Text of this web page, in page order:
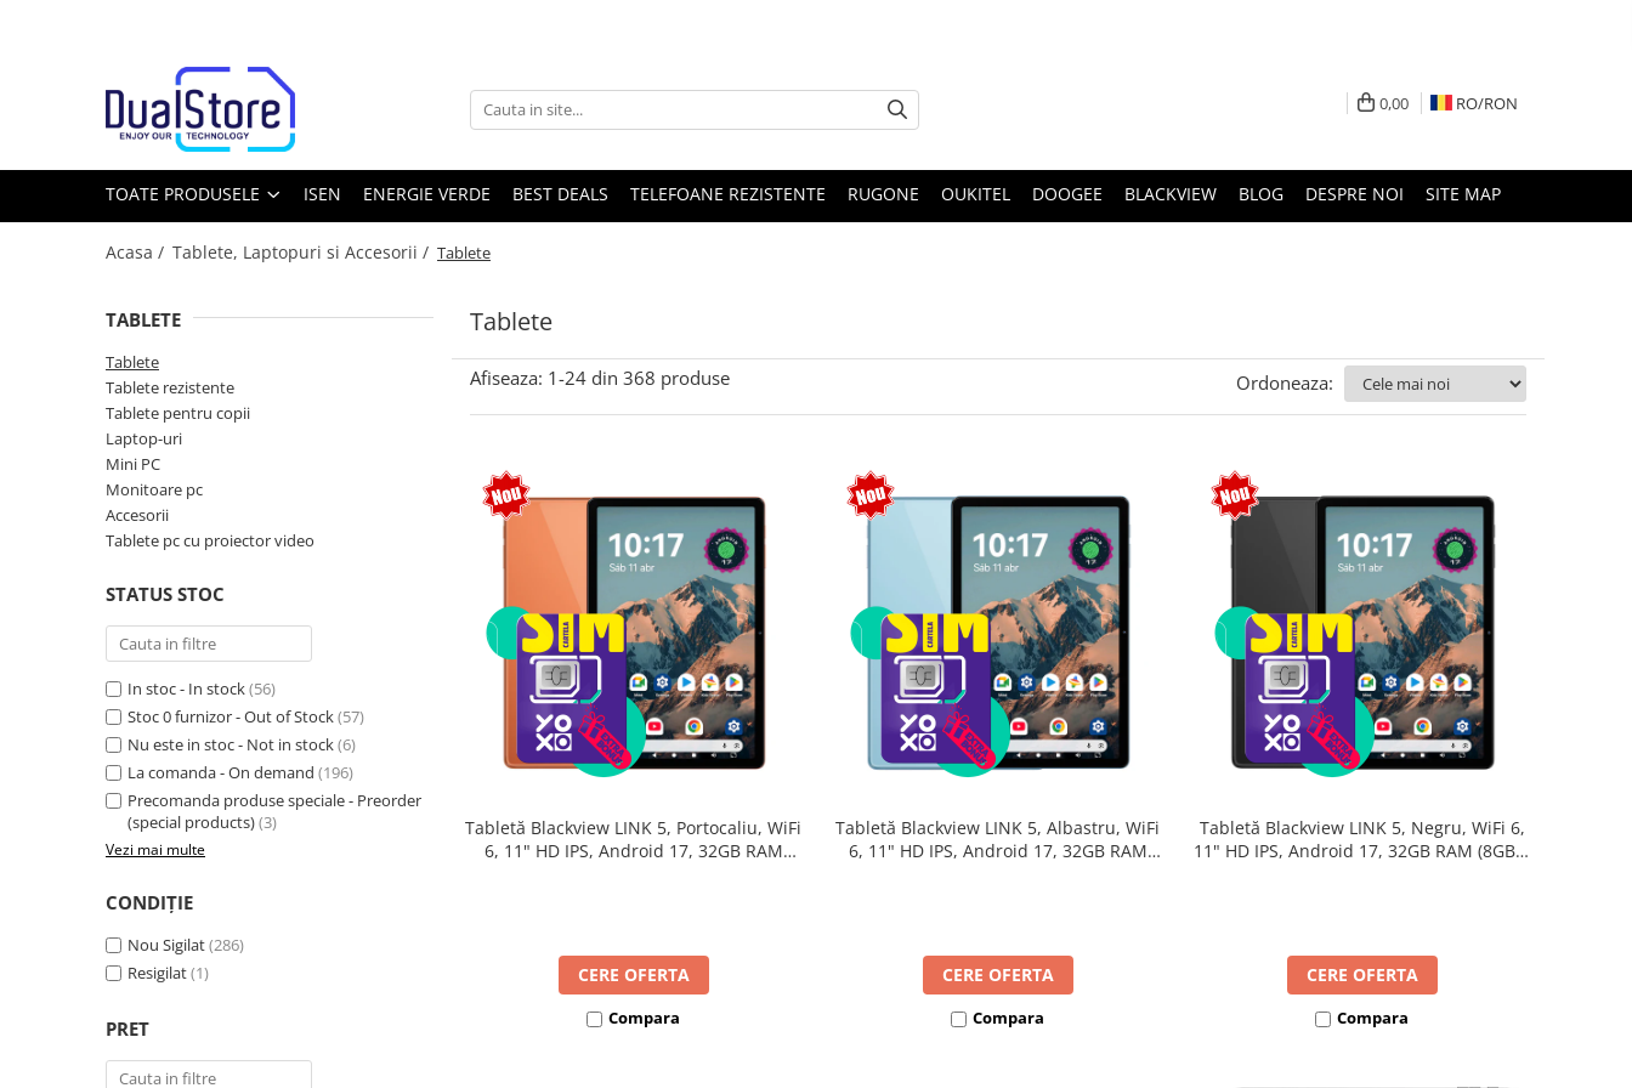
Producatori Telefoane Mobila
Telefoane mobile
Toate ( smart si clasice )
Telefoane cu proiector video
Telefoane (Smartphone) 5G
Telefoane cu camera termica
Telefoane clasice
Piese si accesorii telefoane mobile
Producatori telefoane
Telefoane mobile RugOne
Telefoane mobile Doogee
Telefoane mobile Oukitel
Telefoane mobile Ulefone
Telefoane mobile Unihertz
Telefoane mobile Cubot
Telefoane mobile Blackview
Telefoane mobile OSCAL
Telefoane mobile Fossibot
Telefoane mobile Lagenio
Telefoane mobile iSEN
Telefoane mobile F150
Telefoane mobile HUAWEI
Telefoane mobile Xiaomi
Telefoane mobile AGM
0,00 RO/RON
TOATE PRODUSELE ISEN ENERGIE VERDE BEST DEALS TELEFOANE REZISTENTE RUGONE OUKITEL DOOGEE BLACKVIEW BLOG DESPRE NOI SITE MAP
Acasa / Tablete, Laptopuri si Accesorii / Tablete
Tablete
TABLETE
Tablete
Tablete rezistente
Tablete pentru copii
Laptop-uri
Mini PC
Monitoare pc
Accesorii
Tablete pc cu proiector video
STATUS STOC
In stoc - In stock(56)
Stoc 0 furnizor - Out of Stock(57)
Nu este in stoc - Not in stock(6)
La comanda - On demand (196)
Precomanda produse speciale - Preorder
(special products)(3)
Vezi mai multe
CONDIȚIE
Nou Sigilat(286)
Resigilat(1)
PRET
Afiseaza: 1-24 din 368 produse Ordoneaza:
Tabletă Blackview LINK 5, Portocaliu, WiFi
6, 11" HD IPS, Android 17, 32GB RAM
CERE OFERTA
Compara
Tabletă Blackview LINK 5, Albastru, WiFi
6, 11" HD IPS, Android 17, 32GB RAM
CERE OFERTA
Compara
Tabletă Blackview LINK 5, Negru, WiFi 6,
11" HD IPS, Android 17, 32GB RAM (8GB +
CERE OFERTA
Compara